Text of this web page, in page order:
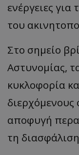
ενέργειες
του
Στο σημείο
Αστυνομίας,
κυκλοφορία
διερχόμενους
αποφυγή
τη